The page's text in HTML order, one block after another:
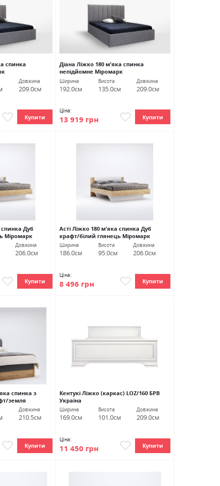
спинка
Довжина
209.0см
Купити
Діана Ліжко 180 м'яка спинка
непідйомне Міромарк
Ширина
192.0см
Висота
135.0см
Довжина
209.0см
Ціна:
13 919 грн Купити
спинка Дуб
Міромарк
Довжина
206.0см
Купити
Асті Ліжко 180 м'яка спинка Дуб
крафт/білий глянець Міромарк
Ширина
186.0см
Висота
95.0см
Довжина
206.0см
Ціна:
8 496 грн Купити
спинка з
земля
Довжина
210.5см
Купити
Кентукі Ліжко (каркас) LOZ/160 БРВ
Україна
Ширина
169.0см
Висота
101.0см
Довжина
209.0см
Ціна:
11 450 грн Купити